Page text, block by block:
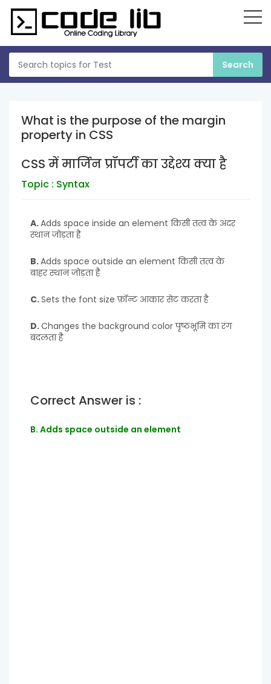
What is the purpose of the margin
property in CSS
CSS में मार्जिन प्रॉपर्टी का उद्देश्य क्या है
Topic : Syntax
A.Adds space inside an element किसी तत्व के अंदर
स्थान जोड़ता है
B.Adds space outside an element किसी तत्व के
बाहर स्थान जोड़ता है
C. Sets the font size फ़ॉन्ट आकार सेट करता है
D.Changes the background color पृष्ठभूमि का रंग
बदलता है
Correct Answer is :
B. Adds space outside an element